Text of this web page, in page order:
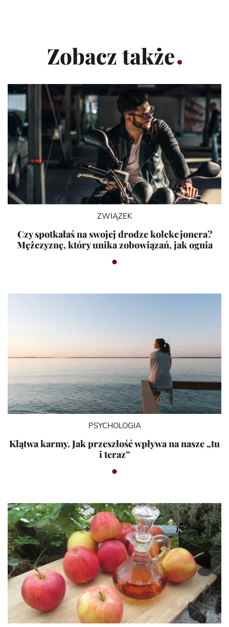
Zobacz także
ZWIĄZEK
Czy spotkałaś na swojej drodze kolekcjonera?
Mężczyznę, który unika zobowiązań, jak ognia
PSYCHOLOGIA
Klątwa karmy. Jak przeszłość wpływa na nasze „tu
i teraz”